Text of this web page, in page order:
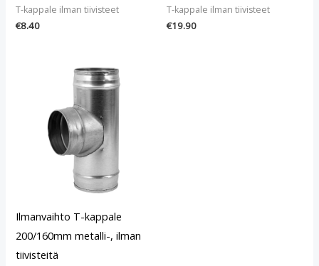
T-kappale ilman tiivisteet
€8.40
T-kappale ilman tiivisteet
€19.90
Ilmanvaihto T-kappale
200/160mm metalli-, ilman
tiivisteitä